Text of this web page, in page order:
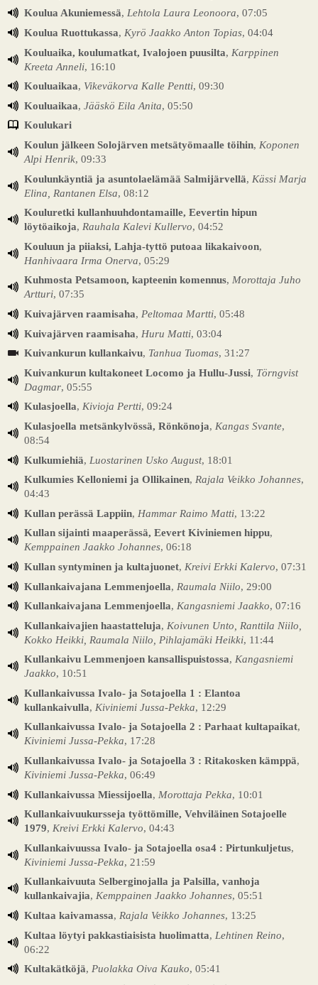
Koulua Akuniemessä, Lehtola Laura Leonoora, 07:05
Koulua Ruottukassa, Kyrö Jaakko Anton Topias, 04:04
Kouluaika, koulumatkat, Ivalojoen puusilta, Karppinen
Kreeta Anneli, 16:10
Kouluaikaa, Vikeväkorva Kalle Pentti, 09:30
Kouluaikaa, Jääskö Eila Anita, 05:50
Koulukari
Koulun jälkeen Solojärven metsätyömaalle töihin, Koponen
Alpi Henrik, 09:33
Koulunkäyntiä ja asuntolaelämää Salmijärvellä, Kässi Marja
Elina, Rantanen Elsa, 08:12
Kouluretki kullanhuuhdontamaille, Eevertin hipun
löytöaikoja, Rauhala Kalevi Kullervo, 04:52
Kouluun ja piiaksi, Lahja-tyttö putoaa likakaivoon,
Hanhivaara Irma Onerva, 05:29
Kuhmosta Petsamoon, kapteenin komennus, Morottaja Juho
Artturi, 07:35
Kuivajärven raamisaha, Peltomaa Martti, 05:48
Kuivajärven raamisaha, Huru Matti, 03:04
Kuivankurun kullankaivu, Tanhua Tuomas, 31:27
Kuivankurun kultakoneet Locomo ja Hullu-Jussi, Törngvist
Dagmar, 05:55
Kulasjoella, Kivioja Pertti, 09:24
Kulasjoella metsänkylvössä, Rönkönoja, Kangas Svante,
08:54
Kulkumiehiä, Luostarinen Usko August, 18:01
Kulkumies Kelloniemi ja Ollikainen, Rajala Veikko Johannes,
04:43
Kullan perässä Lappiin, Hammar Raimo Matti, 13:22
Kullan sijainti maaperässä, Eevert Kiviniemen hippu,
Kemppainen Jaakko Johannes, 06:18
Kullan syntyminen ja kultajuonet, Kreivi Erkki Kalervo, 07:31
Kullankaivajana Lemmenjoella, Raumala Niilo, 29:00
Kullankaivajana Lemmenjoella, Kangasniemi Jaakko, 07:16
Kullankaivajien haastatteluja, Koivunen Unto, Ranttila Niilo,
Kokko Heikki, Raumala Niilo, Pihlajamäki Heikki, 11:44
Kullankaivu Lemmenjoen kansallispuistossa, Kangasniemi
Jaakko, 10:51
Kullankaivussa Ivalo- ja Sotajoella 1 : Elantoa
kullankaivulla, Kiviniemi Jussa-Pekka, 12:29
Kullankaivussa Ivalo- ja Sotajoella 2 : Parhaat kultapaikat,
Kiviniemi Jussa-Pekka, 17:28
Kullankaivussa Ivalo- ja Sotajoella 3 : Ritakosken kämppä,
Kiviniemi Jussa-Pekka, 06:49
Kullankaivussa Miessijoella, Morottaja Pekka, 10:01
Kullankaivuukursseja työttömille, Vehviläinen Sotajoelle
1979, Kreivi Erkki Kalervo, 04:43
Kullankaivuussa Ivalo- ja Sotajoella osa4 : Pirtunkuljetus,
Kiviniemi Jussa-Pekka, 21:59
Kullankaivuuta Selberginojalla ja Palsilla, vanhoja
kullankaivajia, Kemppainen Jaakko Johannes, 05:51
Kultaa kaivamassa, Rajala Veikko Johannes, 13:25
Kultaa löytyi pakkastiaisista huolimatta, Lehtinen Reino,
06:22
Kultakätköjä, Puolakka Oiva Kauko, 05:41